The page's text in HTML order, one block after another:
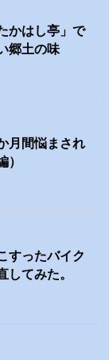
かはし亭」で
郷土の味
月間悩まされ
）
すったバイク
してみた。